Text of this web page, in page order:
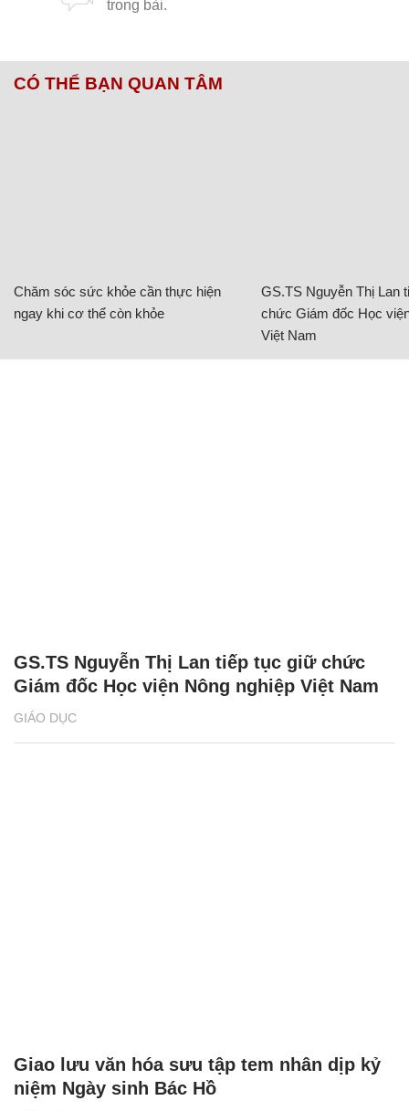
CÓ THỂ BẠN QUAN TÂM
Chăm sóc sức khỏe cần thực hiện
ngay khi cơ thể còn khỏe
GS.TS Nguyễn Thị Lan
chức Giám đốc Học
Việt Nam
GIÁO DỤC
GS.TS Nguyễn Thị Lan tiếp tục giữ chức
Giám đốc Học viện Nông nghiệp Việt Nam
Giao lưu văn hóa sưu tập tem nhân dịp kỷ
niệm Ngày sinh Bác Hồ